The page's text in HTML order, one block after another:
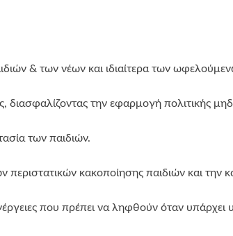
& των νέων και ιδιαίτερα των
την εφαρμογή πολιτικής
των παιδιών.
περιστατικών κακοποίησης παιδιών και την
που πρέπει να ληφθούν όταν υπάρχει